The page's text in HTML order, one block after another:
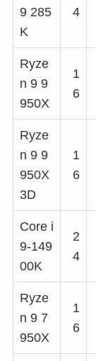
9 285
K
4
Ryze
n 9 9
950X
1
6
Ryze
n 9 9
950X
3D
1
6
Core i
9-149
00K
2
4
Ryze
n 9 7
950X
1
6